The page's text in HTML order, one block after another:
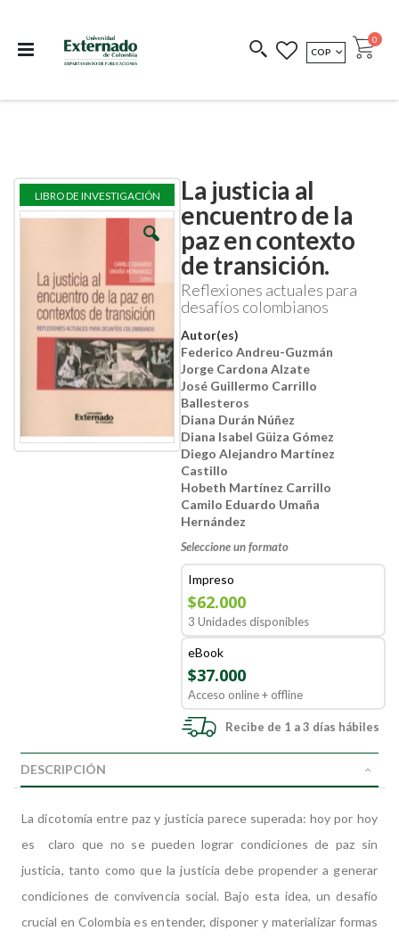
COEDICIONES REDIMIR CÓDIGO
MONEDA
COP Cart
0
La justicia al
encuentro de la
paz en contexto
de transición.
Reflexiones actuales para
desafíos colombianos
Autor(es)
Federico Andreu-Guzmán
Jorge Cardona Alzate
José Guillermo Carrillo
Ballesteros
Diana Durán Núñez
Diana Isabel Güiza Gómez
Diego Alejandro Martínez
Castillo
Hobeth Martínez Carrillo
Camilo Eduardo Umaña
Hernández
Seleccione un formato
Impreso
$62.000
3 Unidades disponibles
eBook
$37.000
Acceso online + offline
Recibe de 1 a 3 días hábiles
Skip
the
images
gallery
Skip
the
images
gallery
LIBRO DE INVESTIGACIÓN
DESCRIPCIÓN
La dicotomía entre paz y justicia parece superada: hoy por hoy
es claro que no se pueden lograr condiciones de paz sin
justicia, tanto como que la justicia debe propender a generar
condiciones de convivencia social. Bajo esta idea, un desafío
crucial en Colombia es entender, disponer y materializar formas